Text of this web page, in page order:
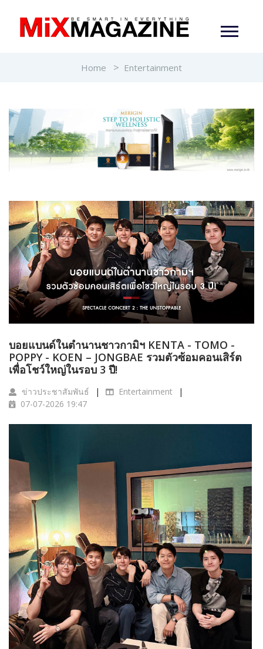
Home Entertainment
บอยแบนด์ในตำนานชาวกามิฯ KENTA - TOMO -
POPPY - KOEN – JONGBAE รวมตัวซ้อมคอนเสิร์ต
เพื่อโชว์ใหญ่ในรอบ 3 ปี!
ข่าวประชาสัมพันธ์
Entertainment
07-07-2026 19:47